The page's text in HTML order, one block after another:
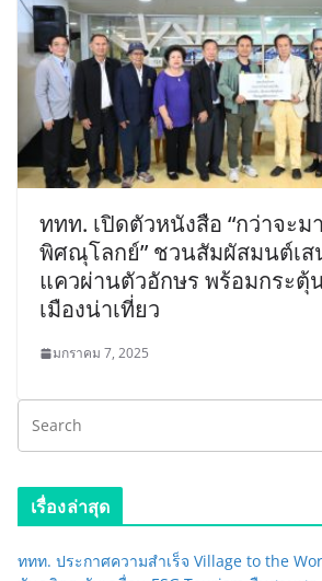
ททท. เปิดตัวหนังสือ “กว่าจะม
พิศณุโลกย์” ชวนสัมผัสมนต์เส
แควผ่านตัวอักษร พร้อมกระตุ้
เมืองน่าเที่ยว
มกราคม 7, 2025
เรื่องล่าสุด
ททท. ประกาศความสำเร็จ Village to the